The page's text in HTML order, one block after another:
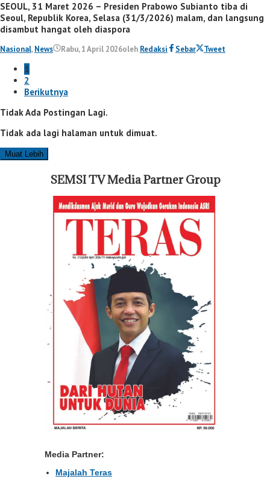
SEOUL, 31 Maret 2026 – Presiden Prabowo Subianto tiba di
Seoul, Republik Korea, Selasa (31/3/2026) malam, dan langsung
disambut hangat oleh diaspora
Nasional,News Rabu, 1 April 2026oleh Redaksi Sebar Tweet
1
2
Berikutnya
Tidak Ada Postingan Lagi.
Tidak ada lagi halaman untuk dimuat.
Muat Lebih
SEMSI TV Media Partner Group
Media Partner:
Majalah Teras